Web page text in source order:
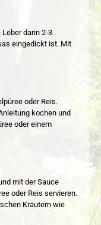
darin 2-3
eingedickt ist. Mit
oder Reis.
kochen und
oder einem
mit der Sauce
oder Reis servieren.
Kräutern wie